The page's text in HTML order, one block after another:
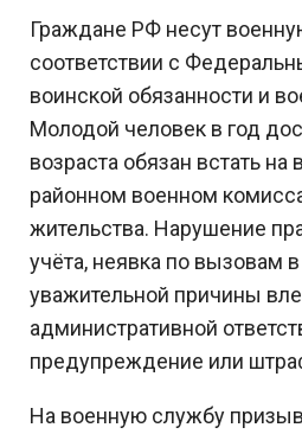
Граждане РФ несут
соответствии с
воинской обязанности и
Молодой человек в год
возраста обязан встать на
районном военном
жительства. Нарушение
учёта, неявка по вызовам
уважительной причины
административной
предупреждение или
На военную службу
Задания с Дальнего востока присылаются
начала проведения ЕГЭ на Дальнем востоке
осуществляется, поскольку они
Перейти